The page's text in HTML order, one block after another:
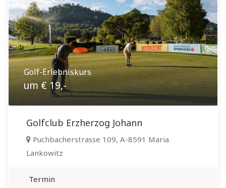
Golf-Erlebniskurs
um € 19,-
Golfclub Erzherzog Johann
Puchbacherstrasse 109, A-8591 Maria
Lankowitz
Termin